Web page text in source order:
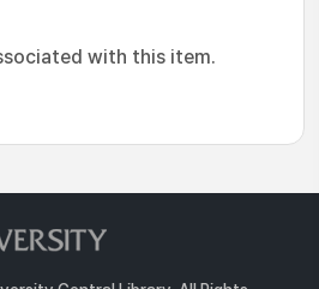
with this item.